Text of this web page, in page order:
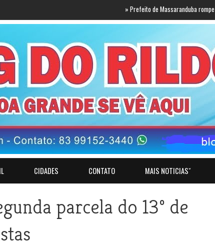
Prefeito de Massaranduba rompe com
CIDADES CONTATO MAIS NOTICIASˇ
parcela do 13º de